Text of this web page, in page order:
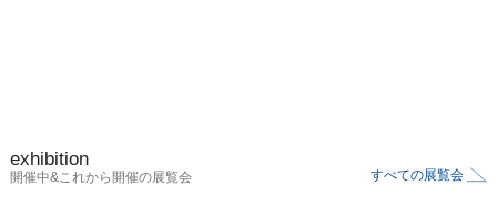
exhibition
開催中&これから開催の展覧会 すべての展覧会